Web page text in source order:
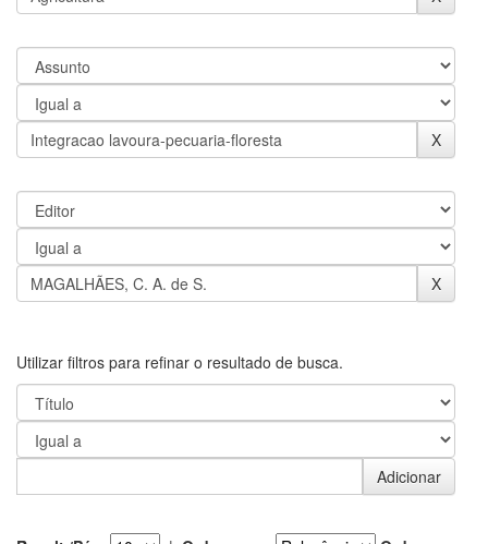
Utilizar filtros para refinar o resultado de busca.